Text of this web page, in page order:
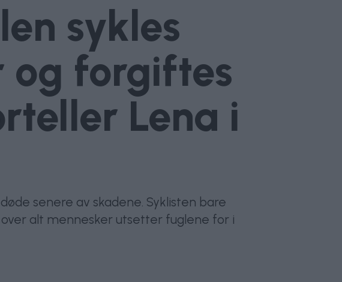
sykles
og forgiftes
Lena i
senere av skadene. Syklisten bare
alt mennesker utsetter fuglene for i